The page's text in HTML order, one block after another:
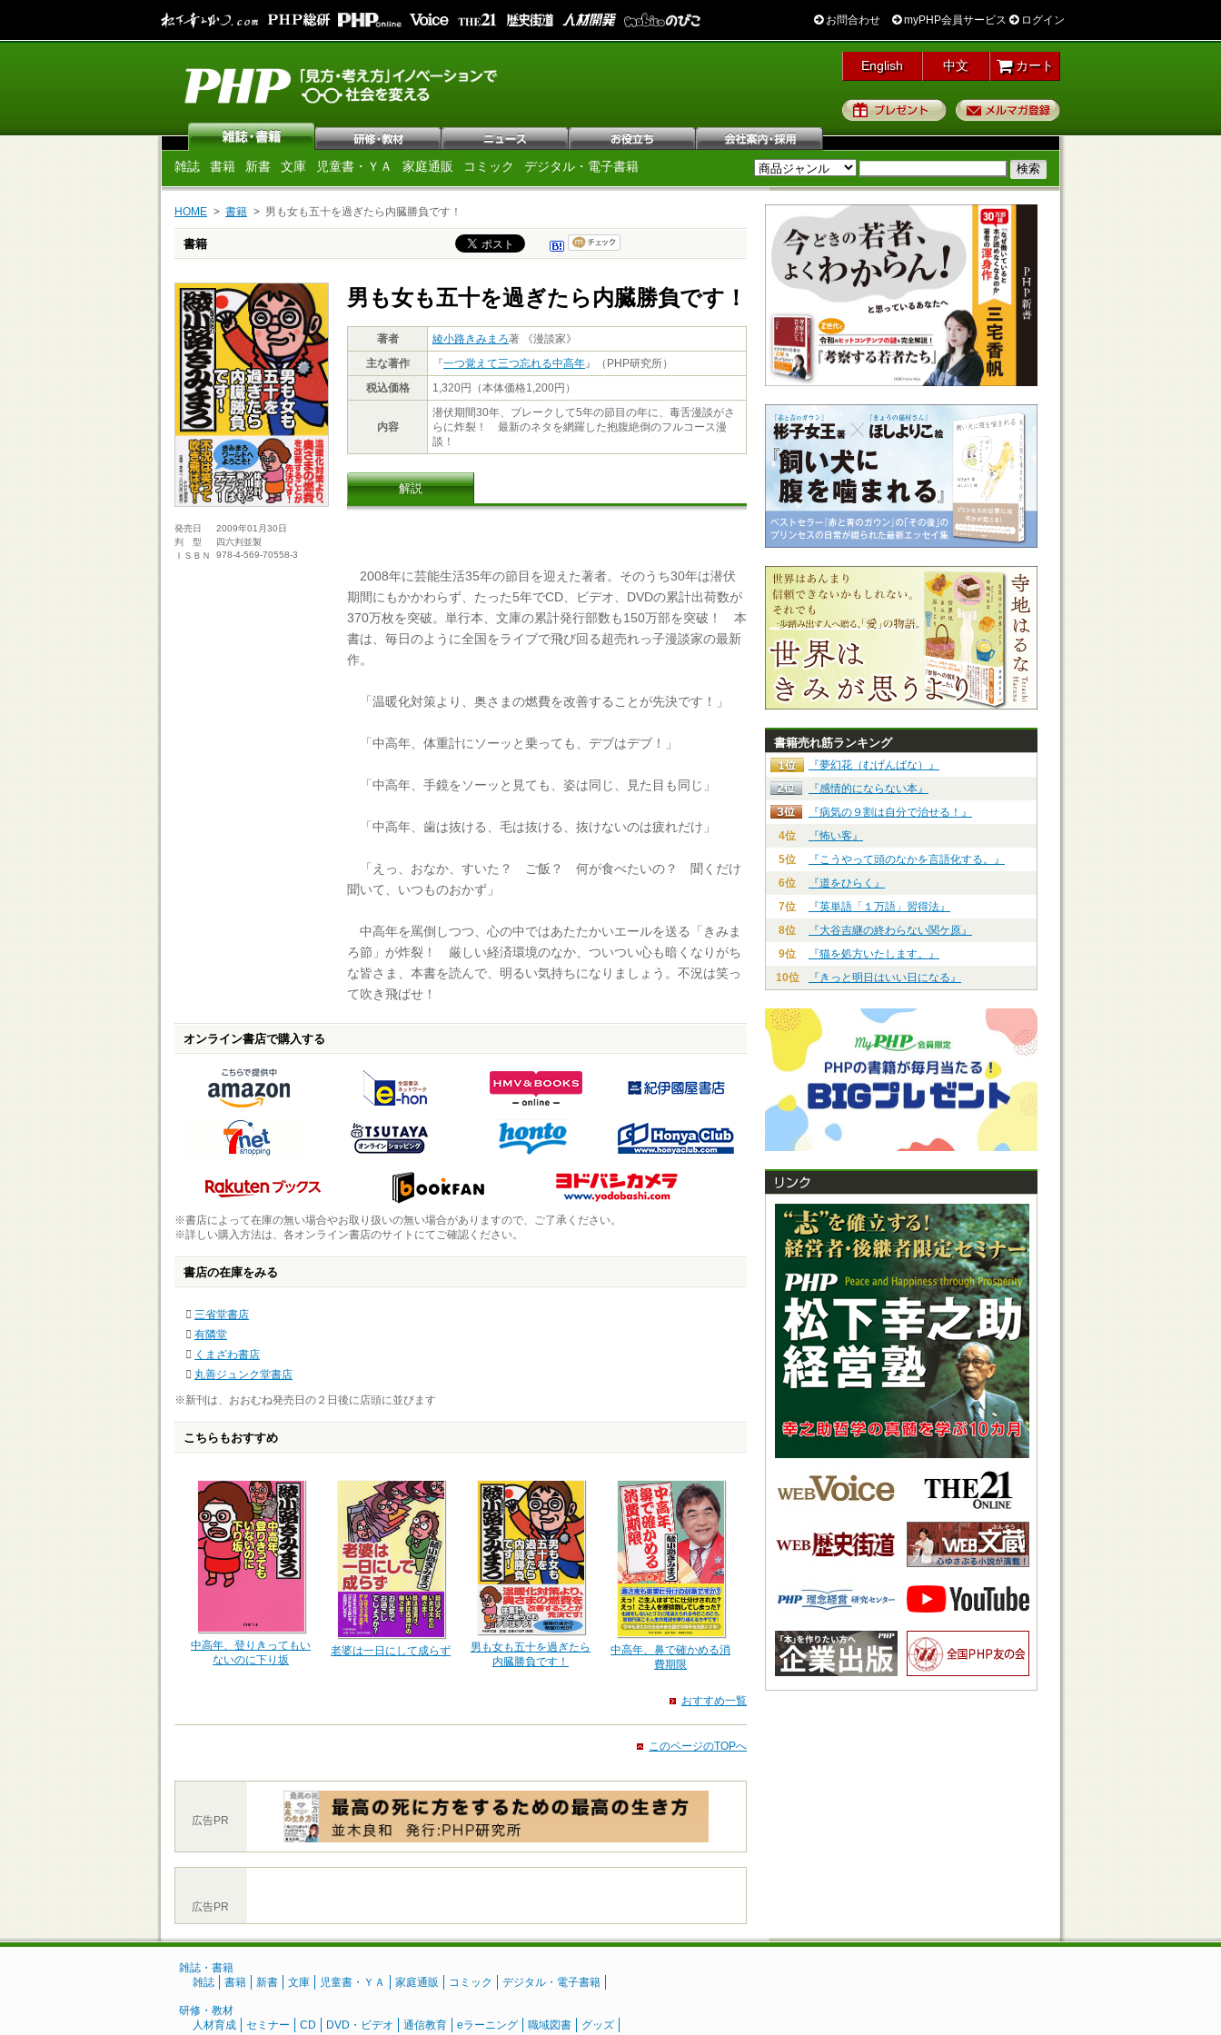
お問合わせ myPHP会員サービス ログイン
English 中文 カート
プレゼント
雑誌 書籍 新書 文庫 児童書・ＹＡ 家庭通販 コミック デジタル・電子書籍
HOME 書籍 男も女も五十を過ぎたら内臓勝負です！
書籍
発売日
2009年01月30日
判 型
四六判並製
ＩＳＢＮ
978-4-569-70558-3
男も女も五十を過ぎたら内臓勝負です！
著者 綾小路きみまろ著 《漫談家》
主な著作
『一つ覚えて三つ忘れる中高年』（PHP研究所）
税込価格
1,320円（本体価格1,200円）
内容
潜伏期間30年、ブレークして5年の節目の年に、毒舌漫談がさ
らに炸裂！ 最新のネタを網羅した抱腹絶倒のフルコース漫
談！
解説
2008年に芸能生活35年の節目を迎えた著者。そのうち30年は潜伏
期間にもかかわらず、たった5年でCD、ビデオ、DVDの累計出荷数が
370万枚を突破。単行本、文庫の累計発行部数も150万部を突破！ 本
書は、毎日のように全国をライブで飛び回る超売れっ子漫談家の最新
作。
「温暖化対策より、奥さまの燃費を改善することが先決です！」
「中高年、体重計にソーッと乗っても、デブはデブ！」
「中高年、手鏡をソーッと見ても、姿は同じ、見た目も同じ」
「中高年、歯は抜ける、毛は抜ける、抜けないのは疲れだけ」
「えっ、おなか、すいた？ ご飯？ 何が食べたいの？ 聞くだけ
聞いて、いつものおかず」
中高年を罵倒しつつ、心の中ではあたたかいエールを送る「きみま
ろ節」が炸裂！ 厳しい経済環境のなか、ついつい心も暗くなりがち
な皆さま、本書を読んで、明るい気持ちになりましょう。不況は笑っ
て吹き飛ばせ！
オンライン書店で購入する
※書店によって在庫の無い場合やお取り扱いの無い場合がありますので、ご了承ください。
※詳しい購入方法は、各オンライン書店のサイトにてご確認ください。
書店の在庫をみる
三省堂書店
有隣堂
くまざわ書店
丸善ジュンク堂書店
※新刊は、おおむね発売日の２日後に店頭に並びます
こちらもおすすめ
中高年、登りきってもい
ないのに下り坂
老婆は一日にして成らず
男も女も五十を過ぎたら
内臓勝負です！
中高年、鼻で確かめる消
費期限
おすすめ一覧
このページのTOPへ
広告PR
広告PR
書籍売れ筋ランキング
『夢幻花（むげんばな）』
『感情的にならない本』
『病気の９割は自分で治せる！』
4位
『怖い客』
5位
『こうやって頭のなかを言語化する。』
6位
『道をひらく』
7位
『英単語「１万語」習得法』
8位
『大谷吉継の終わらない関ケ原』
9位
『猫を処方いたします。』
10位
『きっと明日はいい日になる』
雑誌・書籍
雑誌
書籍 新書 文庫 児童書・ＹＡ 家庭通販 コミック デジタル・電子書籍
研修・教材
人材育成
セミナー CD DVD・ビデオ 通信教育 eラーニング 職域図書 グッズ